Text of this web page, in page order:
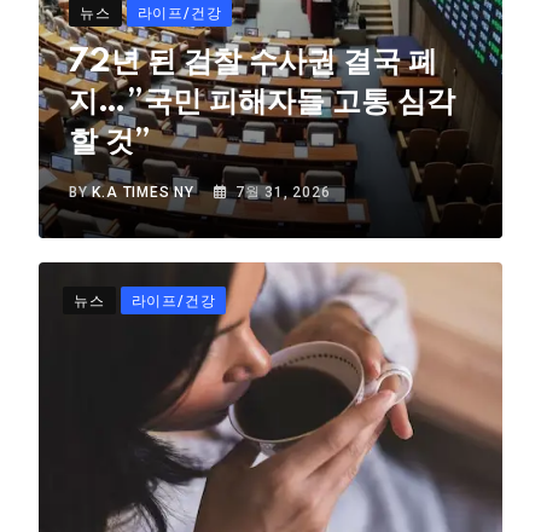
뉴스 라이프/건강
72년 된 검찰 수사권 결국 폐
지…”국민 피해자들 고통 심각
할 것”
BYK.A TIMES NY 7월 31, 2026
뉴스 라이프/건강